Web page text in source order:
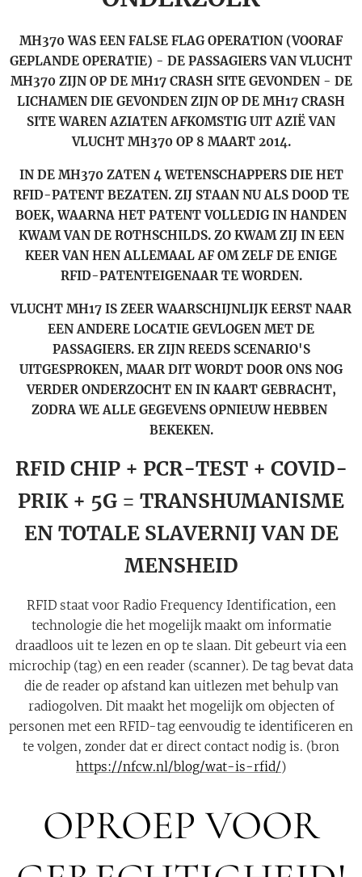
MH370 WAS EEN FALSE FLAG OPERATION (VOORAF
GEPLANDE OPERATIE) - DE PASSAGIERS VAN VLUCHT
MH370 ZIJN OP DE MH17 CRASH SITE GEVONDEN - DE
LICHAMEN DIE GEVONDEN ZIJN OP DE MH17 CRASH
SITE WAREN AZIATEN AFKOMSTIG UIT AZIË VAN
VLUCHT MH370 OP 8 MAART 2014.
IN DE MH370 ZATEN 4 WETENSCHAPPERS DIE HET
RFID-PATENT BEZATEN. ZIJ STAAN NU ALS DOOD TE
BOEK, WAARNA HET PATENT VOLLEDIG IN HANDEN
KWAM VAN DE ROTHSCHILDS. ZO KWAM ZIJ IN EEN
KEER VAN HEN ALLEMAAL AF OM ZELF DE ENIGE
RFID-PATENTEIGENAAR TE WORDEN.
VLUCHT MH17 IS ZEER WAARSCHIJNLIJK EERST NAAR
EEN ANDERE LOCATIE GEVLOGEN MET DE
PASSAGIERS. ER ZIJN REEDS SCENARIO'S
UITGESPROKEN, MAAR DIT WORDT DOOR ONS NOG
VERDER ONDERZOCHT EN IN KAART GEBRACHT,
ZODRA WE ALLE GEGEVENS OPNIEUW HEBBEN
BEKEKEN.
RFID CHIP + PCR-TEST + COVID-
PRIK + 5G = TRANSHUMANISME
EN TOTALE SLAVERNIJ VAN DE
MENSHEID
RFID staat voor Radio Frequency Identification, een
technologie die het mogelijk maakt om informatie
draadloos uit te lezen en op te slaan. Dit gebeurt via een
microchip (tag) en een reader (scanner). De tag bevat data
die de reader op afstand kan uitlezen met behulp van
radiogolven. Dit maakt het mogelijk om objecten of
personen met een RFID-tag eenvoudig te identificeren en
te volgen, zonder dat er direct contact nodig is. (bron
https://nfcw.nl/blog/wat-is-rfid/)
OPROEP VOOR